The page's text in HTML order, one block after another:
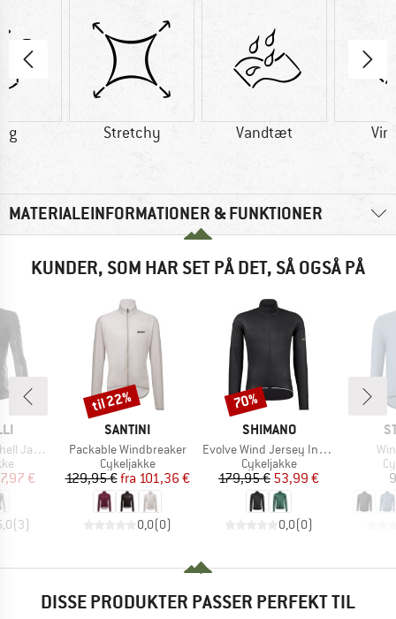
g Stretchy Vandtæt
MATERIALEINFORMATIONER & FUNKTIONER
KUNDER, SOM HAR SET PÅ DET, SÅ OGSÅ PÅ
Jacket
pris
€
(3)
MÆRKE
SANTINI
Artikel
Packable Windbreaker
Produktgruppe
Cykeljakke
Pris
129,95 € Nedsat pris
fra 101,36 €
0,0(0)
Rabat
til 22%
MÆRKE
SHIMANO
Artikel
Evolve Wind Jersey Insulated
Produktgruppe
Cykeljakke
Pris
179,95 €Nedsat pris
53,99 €
0,0(0)
Rabat
70%
DISSE PRODUKTER PASSER PERFEKT TIL